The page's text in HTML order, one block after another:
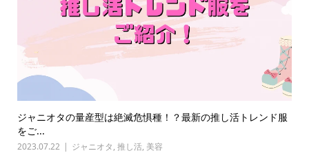
ジャニオタの量産型は絶滅危惧種！？最新の推し活トレンド服
をご...
2023.07.22 ジャニオタ, 推し活, 美容